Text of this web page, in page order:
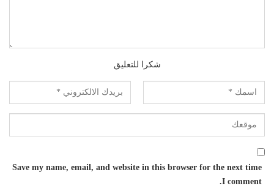
شكرا للتعليق
Save my name, email, and website in this browser for the next time
I comment.